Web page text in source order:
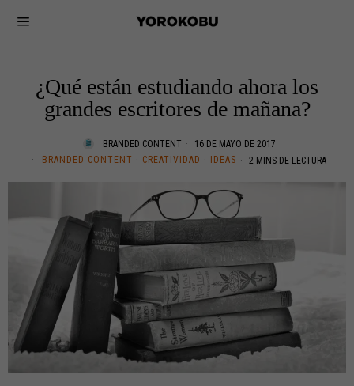
¿Qué están estudiando ahora los
grandes escritores de mañana?
BRANDED CONTENT
16 DE MAYO DE 2017
BRANDED CONTENT · CREATIVIDAD · IDEAS 2 MINS DE LECTURA